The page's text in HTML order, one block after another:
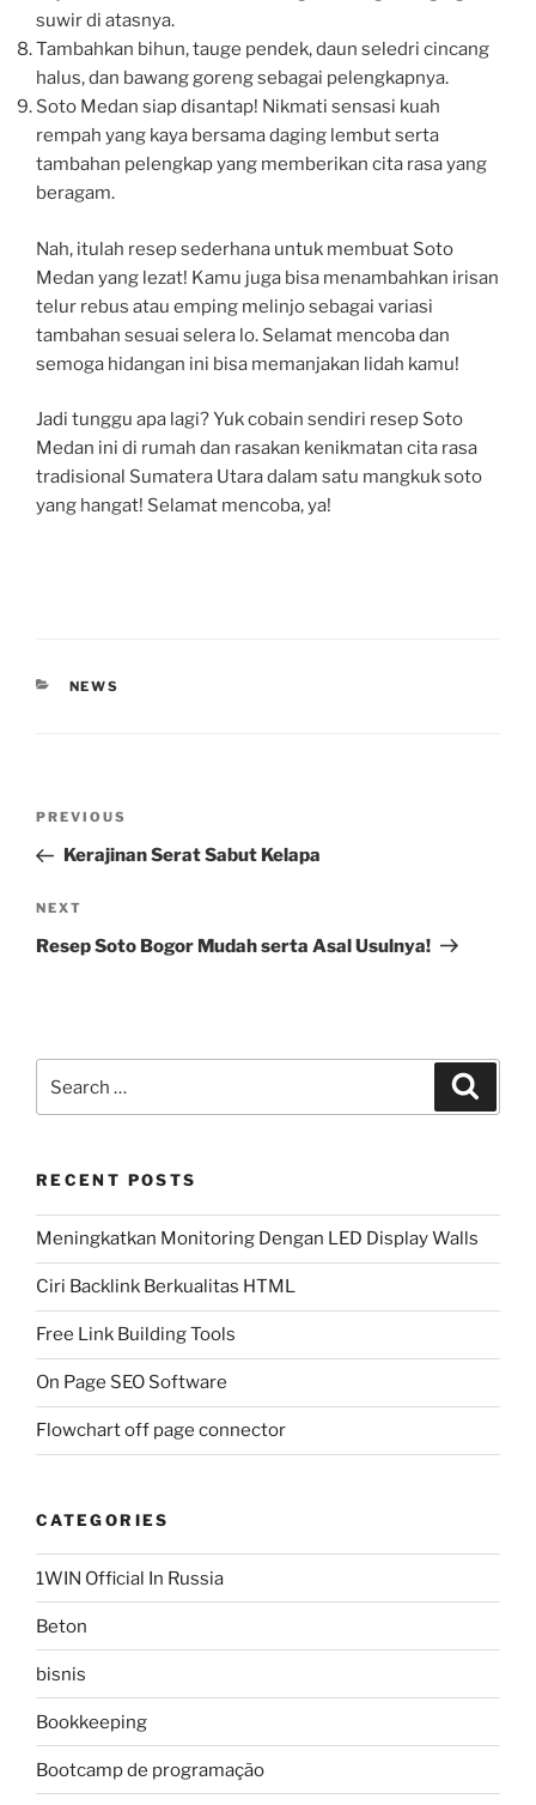
suwir di atasnya.
Tambahkan bihun, tauge pendek, daun seledri cincang
halus, dan bawang goreng sebagai pelengkapnya.
Soto Medan siap disantap! Nikmati sensasi kuah
rempah yang kaya bersama daging lembut serta
tambahan pelengkap yang memberikan cita rasa yang
beragam.
Nah, itulah resep sederhana untuk membuat Soto
Medan yang lezat! Kamu juga bisa menambahkan irisan
telur rebus atau emping melinjo sebagai variasi
tambahan sesuai selera lo. Selamat mencoba dan
semoga hidangan ini bisa memanjakan lidah kamu!
Jadi tunggu apa lagi? Yuk cobain sendiri resep Soto
Medan ini di rumah dan rasakan kenikmatan cita rasa
tradisional Sumatera Utara dalam satu mangkuk soto
yang hangat! Selamat mencoba, ya!
CATEGORIES
NEWS
Previous
Post
PREVIOUS
Kerajinan Serat Sabut Kelapa
Next
Post
NEXT
Resep Soto Bogor Mudah serta Asal Usulnya!
for:
RECENT POSTS
Meningkatkan Monitoring Dengan LED Display Walls
Ciri Backlink Berkualitas HTML
Free Link Building Tools
On Page SEO Software
Flowchart off page connector
CATEGORIES
1WIN Official In Russia
Beton
bisnis
Bookkeeping
Bootcamp de programação